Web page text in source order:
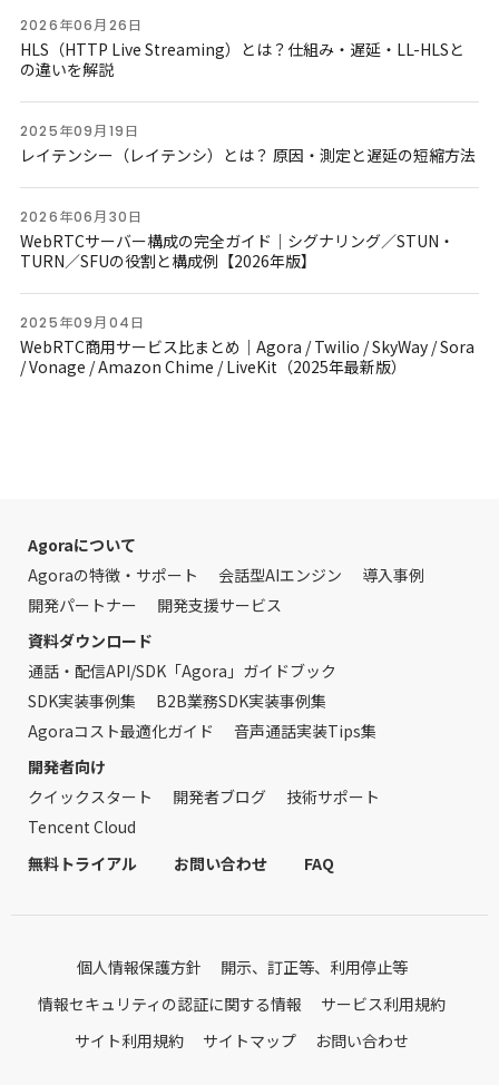
2026年06月26日
HLS（HTTP Live Streaming）とは？仕組み・遅延・LL-HLSと
の違いを解説
2025年09月19日
レイテンシー（レイテンシ）とは？ 原因・測定と遅延の短縮方法
2026年06月30日
WebRTCサーバー構成の完全ガイド｜シグナリング／STUN・
TURN／SFUの役割と構成例【2026年版】
2025年09月04日
WebRTC商用サービス比まとめ｜Agora / Twilio / SkyWay / Sora
/ Vonage / Amazon Chime / LiveKit（2025年最新版）
Agoraについて
Agoraの特徴・サポート
会話型AIエンジン
導入事例
開発パートナー
開発支援サービス
資料ダウンロード
通話・配信API/SDK「Agora」ガイドブック
SDK実装事例集
B2B業務SDK実装事例集
Agoraコスト最適化ガイド
音声通話実装Tips集
開発者向け
クイックスタート
開発者ブログ
技術サポート
Tencent Cloud
無料トライアル
お問い合わせ FAQ
個人情報保護方針
開示、訂正等、利用停止等
情報セキュリティの認証に関する情報
サービス利用規約
サイト利用規約
サイトマップ お問い合わせ